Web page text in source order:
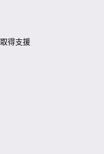
得支援